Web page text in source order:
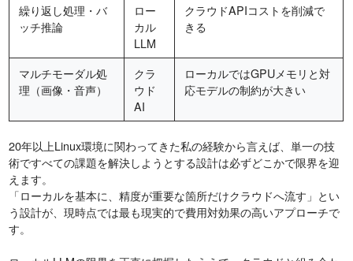
繰り返し処理・バ
ッチ推論
ロー
カル
LLM
クラウドAPIコストを削減で
きる
マルチモーダル処
理（画像・音声）
クラ
ウド
AI
ローカルではGPUメモリと対
応モデルの制約が大きい
20年以上Linux環境に関わってきた私の経験から言えば、単一の技
術ですべての課題を解決しようとする設計は必ずどこかで限界を迎
えます。
「ローカルを基本に、精度が重要な箇所だけクラウドへ流す」とい
う設計が、現時点では最も現実的で費用対効果の高いアプローチで
す。